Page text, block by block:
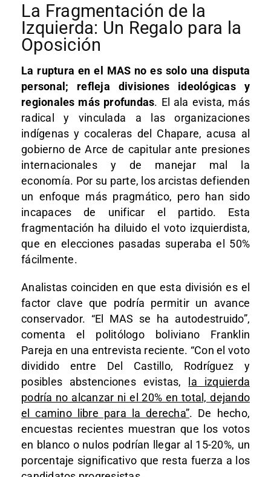
La Fragmentación de la
Izquierda: Un Regalo para la
Oposición
La ruptura en el MAS no es solo una disputa
personal; refleja divisiones ideológicas y
regionales más profundas. El ala evista, más
radical y vinculada a las organizaciones
indígenas y cocaleras del Chapare, acusa al
gobierno de Arce de capitular ante presiones
internacionales y de manejar mal la
economía. Por su parte, los arcistas defienden
un enfoque más pragmático, pero han sido
incapaces de unificar el partido. Esta
fragmentación ha diluido el voto izquierdista,
que en elecciones pasadas superaba el 50%
fácilmente.
Analistas coinciden en que esta división es el
factor clave que podría permitir un avance
conservador. “El MAS se ha autodestruido”,
comenta el politólogo boliviano Franklin
Pareja en una entrevista reciente. “Con el voto
dividido entre Del Castillo, Rodríguez y
posibles abstenciones evistas,
la izquierda
podría no alcanzar ni el 20% en total, dejando
el camino libre para la derecha”. De hecho,
encuestas recientes muestran que los votos
en blanco o nulos podrían llegar al 15-20%, un
porcentaje significativo que resta fuerza a los